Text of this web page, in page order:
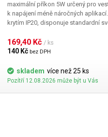
maximální příkon 5W určený pro
k napájení méně náročných
krytím IP20, disponuje standardní
vodičů stejnosměrného napětí.
Průmyslový zdroj WXD-5-5 je pasivně chlazen. Součástí
výstupní napětí zdroje (4.4V -
zdroj zabudovat i do velmi malých prostor. Vhodný pro
169,40 Kč / ks
140 Kč bez DPH
skladem více než 25 ks
Pozítří 12.08.2026 může být u Vás